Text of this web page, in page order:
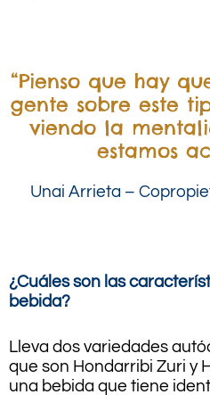
“Pienso que hay
gente sobre este
viendo la
estamos
Unai Arrieta –
¿Cuáles son las
bebida?
Lleva dos variedades
que son Hondarribi Zuri y
una bebida que tiene